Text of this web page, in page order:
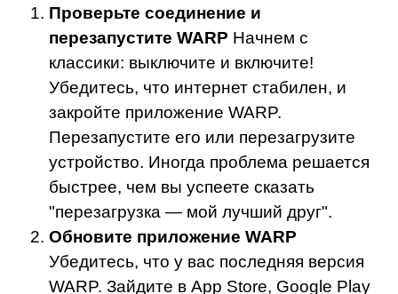
Проверьте соединение и
перезапустите WARP Начнем с
классики: выключите и включите!
Убедитесь, что интернет стабилен, и
закройте приложение WARP.
Перезапустите его или перезагрузите
устройство. Иногда проблема решается
быстрее, чем вы успеете сказать
"перезагрузка — мой лучший друг".
Обновите приложение WARP
Убедитесь, что у вас последняя версия
WARP. Зайдите в App Store, Google Play